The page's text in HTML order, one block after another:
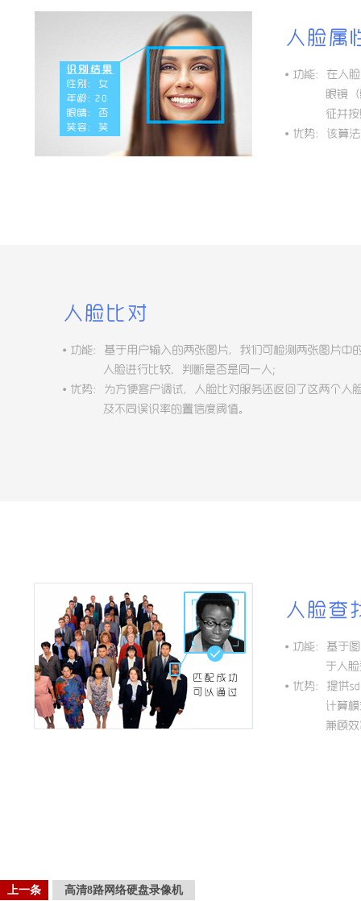
上一条 高清8路网络硬盘录像机